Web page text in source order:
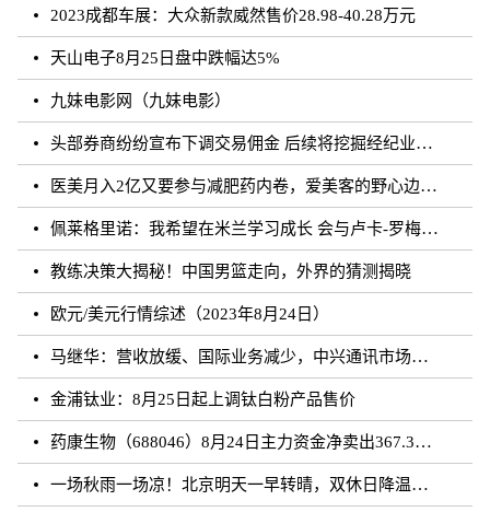
2023成都车展：大众新款威然售价28.98-40.28万元
天山电子8月25日盘中跌幅达5%
九妹电影网（九妹电影）
头部券商纷纷宣布下调交易佣金 后续将挖掘经纪业务佣金降费潜力
医美月入2亿又要参与减肥药内卷，爱美客的野心边界在哪？
佩莱格里诺：我希望在米兰学习成长 会与卢卡-罗梅罗团结互助
教练决策大揭秘！中国男篮走向，外界的猜测揭晓
欧元/美元行情综述（2023年8月24日）
马继华：营收放缓、国际业务减少，中兴通讯市场重心向国内靠拢？
金浦钛业：8月25日起上调钛白粉产品售价
药康生物（688046）8月24日主力资金净卖出367.31万元
一场秋雨一场凉！北京明天一早转晴，双休日降温雨再来